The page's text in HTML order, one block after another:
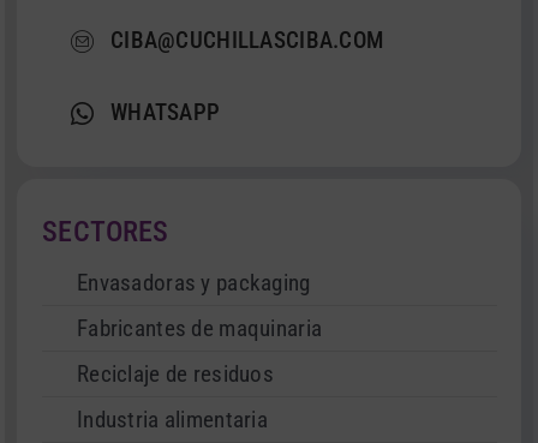
CIBA@CUCHILLASCIBA.COM
WHATSAPP
SECTORES
Envasadoras y packaging
Fabricantes de maquinaria
Reciclaje de residuos
Industria alimentaria